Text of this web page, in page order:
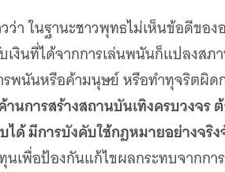
ว่า ในฐานะชาวพุทธไม่เห็นข้อดีขอ
นที่ได้จากการเล่นพนันก็แปลงสภ
รพนันหรือค้ามนุษย์ หรือทำทุจริตผิ
นการสร้างสถานบันเทิงครบวงจร
ด้ มีการบังคับใช้กฎหมายอย่างจริง
นเพื่อป้องกันแก้ไขผลกระทบจากก